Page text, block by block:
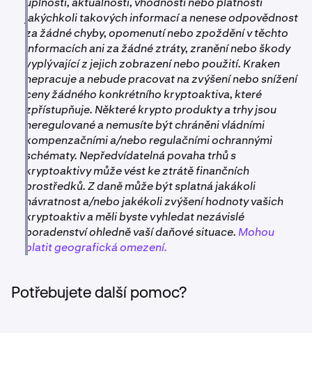
jakýchkoli takových informací a nenese odpovědnost
za žádné chyby, opomenutí nebo zpoždění v těchto
informacích ani za žádné ztráty, zranění nebo škody
vyplývající z jejich zobrazení nebo použití. Kraken
nepracuje a nebude pracovat na zvýšení nebo snížení
ceny žádného konkrétního kryptoaktiva, které
zpřístupňuje. Některé krypto produkty a trhy jsou
neregulované a nemusíte být chráněni vládními
kompenzačními a/nebo regulačními ochrannými
schématy. Nepředvídatelná povaha trhů s
kryptoaktivy může vést ke ztrátě finančních
prostředků. Z daně může být splatná jakákoli
návratnost a/nebo jakékoli zvýšení hodnoty vašich
kryptoaktiv a měli byste vyhledat nezávislé
poradenství ohledně vaší daňové situace. Mohou
platit geografická omezení.
Potřebujete další pomoc?